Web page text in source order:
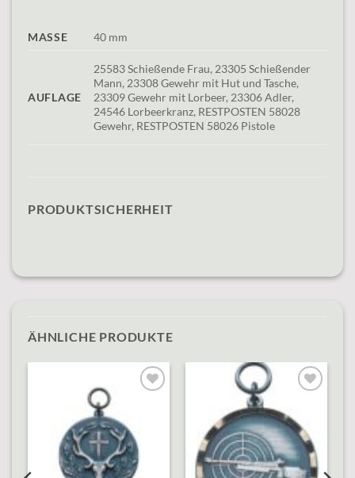
MASSE 40 mm
AUFLAGE
25583 Schießende Frau, 23305 Schießender
Mann, 23308 Gewehr mit Hut und Tasche,
23309 Gewehr mit Lorbeer, 23306 Adler,
24546 Lorbeerkranz, RESTPOSTEN 58028
Gewehr, RESTPOSTEN 58026 Pistole
PRODUKTSICHERHEIT
ÄHNLICHE PRODUKTE